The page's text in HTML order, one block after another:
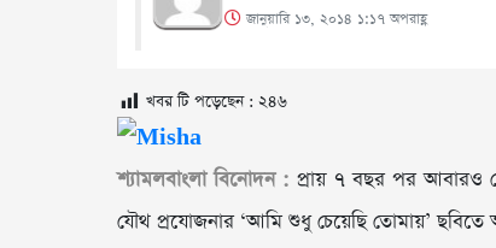
জানুয়ারি ১৩, ২০১৪ ১:১৭ অপরাহ্ণ
খবর টি পড়েছেন : ২৪৬
শ্যামলবাংলা বিনোদন : প্রায় ৭ বছর পর আবারও
যৌথ প্রযোজনার ‘আমি শুধু চেয়েছি তোমায়’ ছবিতে